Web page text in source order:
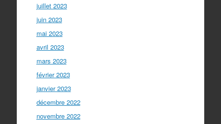
juillet 2023
juin 2023
mai 2023
avril 2023
mars 2023
février 2023
janvier 2023
décembre 2022
novembre 2022